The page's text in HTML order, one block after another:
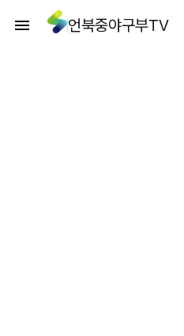
언북중야구부TV